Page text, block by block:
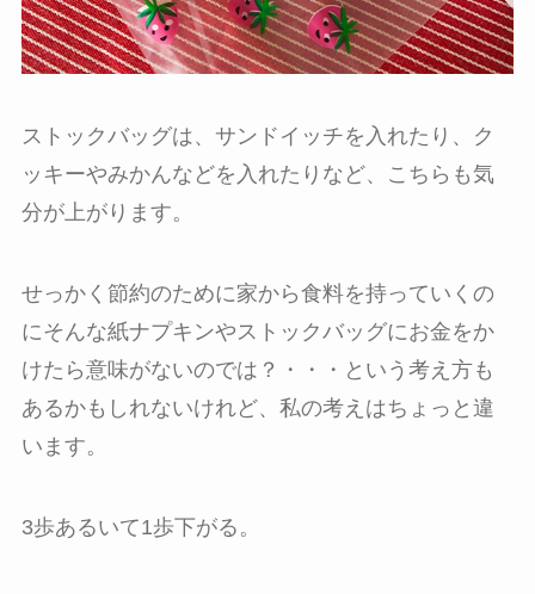
ストックバッグは、サンドイッチを入れたり、ク
ッキーやみかんなどを入れたりなど、こちらも気
分が上がります。
せっかく節約のために家から食料を持っていくの
にそんな紙ナプキンやストックバッグにお金をか
けたら意味がないのでは？・・・という考え方も
あるかもしれないけれど、私の考えはちょっと違
います。
3歩あるいて1歩下がる。